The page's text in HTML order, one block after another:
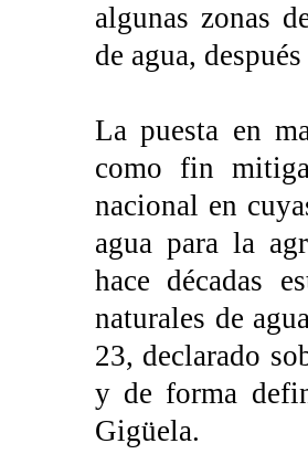
algunas zonas
de agua,
La puesta en
como fin
nacional en
agua para la
hace décadas
naturales de
23, declarado
y de forma
Gigüela.